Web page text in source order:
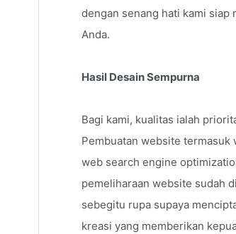
dengan senang hati kami siap
Anda.
Hasil Desain Sempurna
Bagi kami, kualitas ialah
Pembuatan website termasuk
web search engine
pemeliharaan website sudah
sebegitu rupa supaya
kreasi yang memberikan